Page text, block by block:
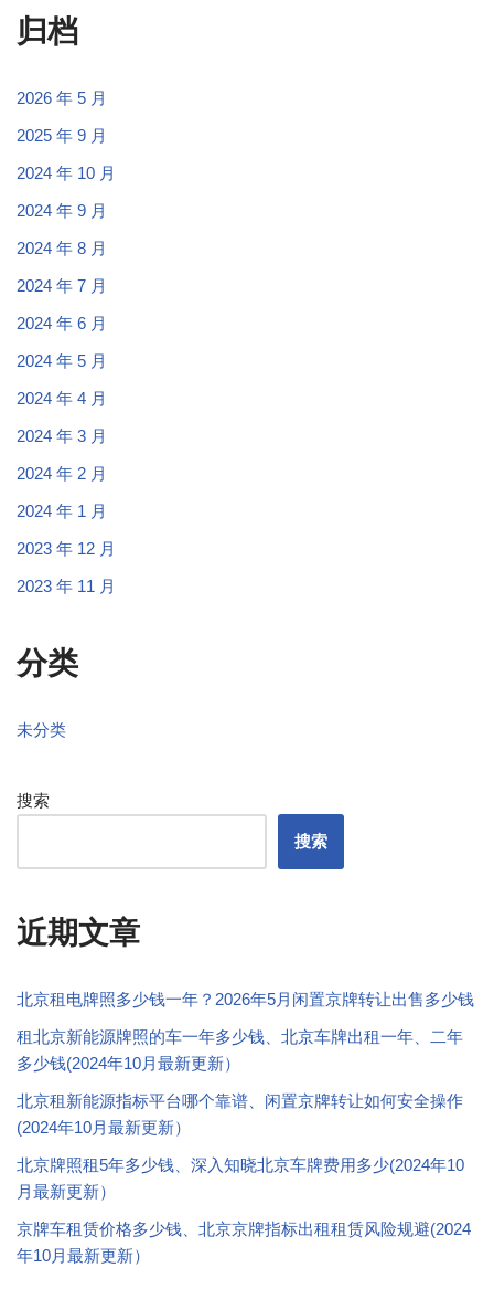
归档
2026 年 5 月
2025 年 9 月
2024 年 10 月
2024 年 9 月
2024 年 8 月
2024 年 7 月
2024 年 6 月
2024 年 5 月
2024 年 4 月
2024 年 3 月
2024 年 2 月
2024 年 1 月
2023 年 12 月
2023 年 11 月
分类
未分类
搜索
搜索
近期文章
北京租电牌照多少钱一年？2026年5月闲置京牌转让出售多少钱
租北京新能源牌照的车一年多少钱、北京车牌出租一年、二年
多少钱(2024年10月最新更新）
北京租新能源指标平台哪个靠谱、闲置京牌转让如何安全操作
(2024年10月最新更新）
北京牌照租5年多少钱、深入知晓北京车牌费用多少(2024年10
月最新更新）
京牌车租赁价格多少钱、北京京牌指标出租租赁风险规避(2024
年10月最新更新）